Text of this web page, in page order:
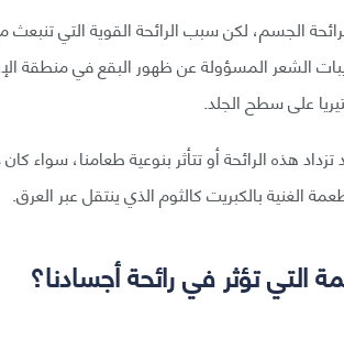
الجسم، لكن سبب الرائحة القوية التي
الشعر المسؤولة عن ظهور البقع في منطقة
على سطح الجلد.
هذه الرائحة أو تتأثر بنوعية طعامنا، سواء
الغنية بالكبريت كالثوم الذي ينتقل عبر العرق.
التي تؤثر في رائحة أجسادنا؟